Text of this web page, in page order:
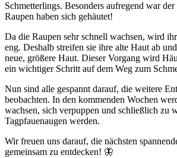
Schmetterlings. Besonders aufregend war
Raupen haben sich gehäutet!
Da die Raupen sehr schnell wachsen, wird
eng. Deshalb streifen sie ihre alte Haut ab
neue, größere Haut. Dieser Vorgang wird
ein wichtiger Schritt auf dem Weg zum
Nun sind alle gespannt darauf, die weitere
beobachten. In den kommenden Wochen
wachsen, sich verpuppen und schließlich zu
Tagpfauenaugen werden.
Wir freuen uns darauf, die nächsten
gemeinsam zu entdecken! 🦋